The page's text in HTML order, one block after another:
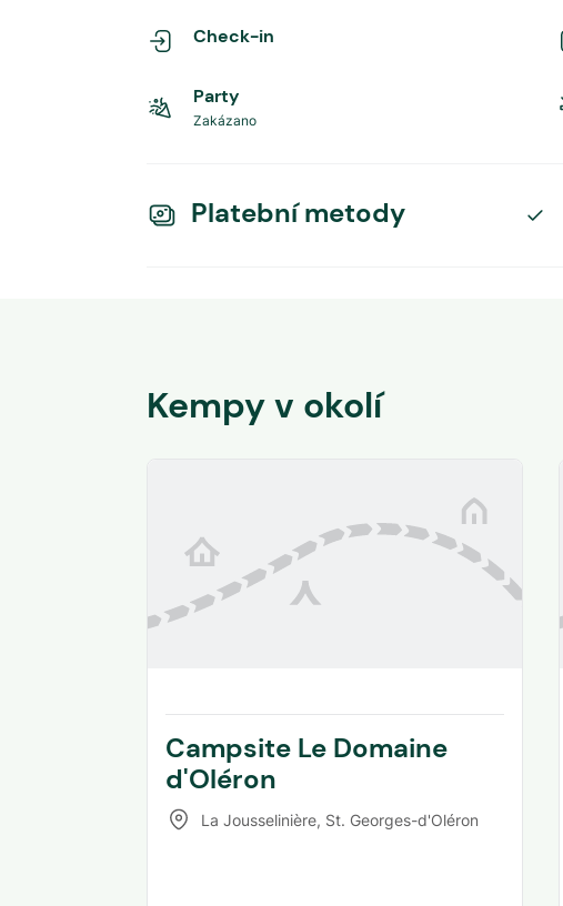
Check-in
Party
Zakázano
Platební metody
Kempy v okolí
Campsite Le Domaine
d'Oléron
La Jousselinière, St. Georges-d'Oléron